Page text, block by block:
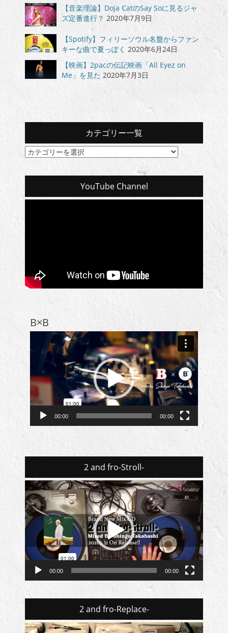
【音楽理論】Doja CatのSay Soに見るジャ
ズ定番進行？ 2020年7月9日
【Spotify】フィリーソウル名盤からファン
キーな曲で夏っぽく 2020年6月24日
【映画】2pacの伝記映画「All Eyez on
Me」を見た 2020年7月3日
カテゴリー一覧
カ
YouTube Channel
B×B
ー
ヤ
ー
00:00 00:00
2 and fro-Stroll-
動
画
プ
レ
ー
ヤ
ー
00:00 00:00
2 and fro-Replace-
動